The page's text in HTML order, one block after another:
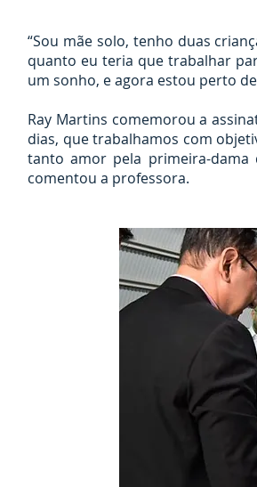
“Sou mãe solo, tenho duas
quanto eu teria que trabalhar
um sonho, e agora estou perto
Ray Martins comemorou a
dias, que trabalhamos com
tanto amor pela primeira-dama
comentou a professora.